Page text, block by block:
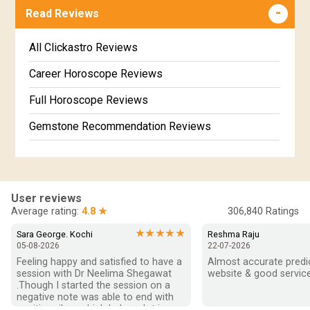
Marathi Kundali Matching
Free Kannada Jataka
Free Kundali Marathi
Free Horoscope Gujarati
Read Reviews
All Clickastro Reviews
Career Horoscope Reviews
Full Horoscope Reviews
Gemstone Recommendation Reviews
In-Depth Horoscope Reviews
Marriage Horoscope Reviews
Super Horoscope Reviews
Education Horoscope Reviews
Wealth Horoscope Reviews
User reviews
Average rating: 4.8 ★ 306,840 Ratings
Sara George. Kochi ★★★★★
05-08-2026
Feeling happy and satisfied to have a
session with Dr Neelima Shegawat
.Though I started the session on a
negative note was able to end with
Reshma Raju
22-07-2026
Almost accurate
website & good